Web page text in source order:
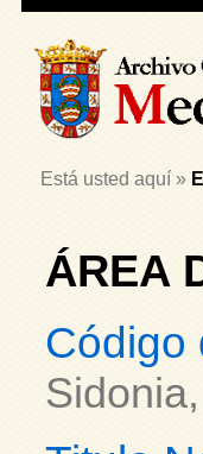
Está usted aquí »
ÁREA
Código